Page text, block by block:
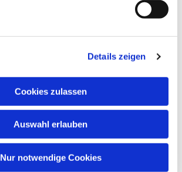
Details zeigen
Cookies zulassen
Auswahl erlauben
Nur notwendige Cookies